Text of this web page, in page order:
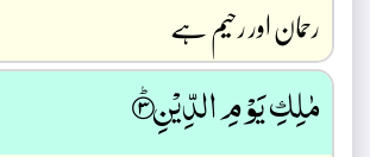
رحمان اور رحیم ہے
مٰلِكِ يَوْمِ الدِّيْنِ ۝ۭǼ